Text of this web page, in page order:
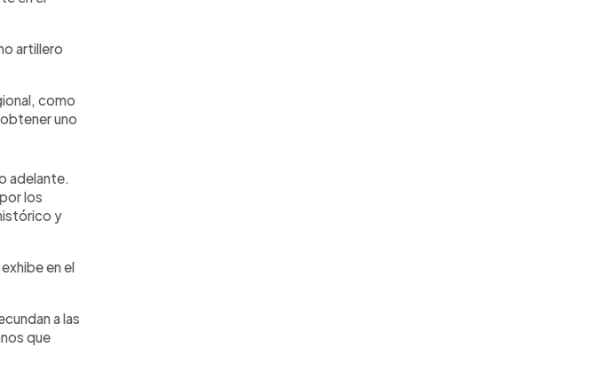
artillero
como
uno
adelante.
los
y
en el
a las
que